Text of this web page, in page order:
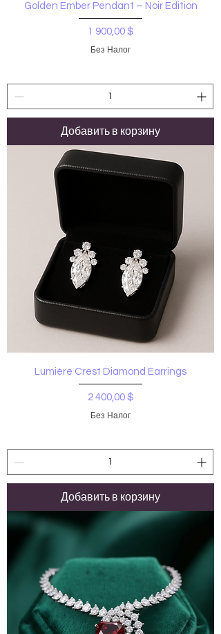
Golden Ember Pendant – Noir Edition
Цена
1 900,00 $
Без Налог
Добавить в корзину
Lumière Crest Diamond Earrings
Цена
2 400,00 $
Без Налог
Добавить в корзину